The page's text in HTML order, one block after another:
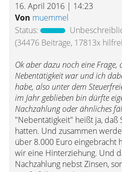
16. April 2016 | 14:23
Von muemmel
Status:
(34476 Beiträge, 17813x
Ok aber dazu noch eine Frage,
Nebentätigkeit war und ich
habe, also unter dem
im Jahr geblieben bin dürfte
Nachzahlung oder ähnliches
"Nebentätigkeit" heißt ja, daß
hatten. Und zusammen
über 8.000 Euro eingebracht
wir eine Hinterziehung. Und
Nachzahlung nebst Zinsen,